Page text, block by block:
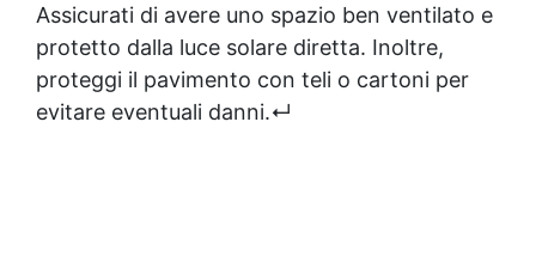
Assicurati di avere uno spazio ben ventilato e
protetto dalla luce solare diretta. Inoltre,
proteggi il pavimento con teli o cartoni per
evitare eventuali danni.↵